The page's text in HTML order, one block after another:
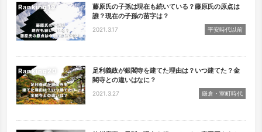
Ranking
藤原氏の子孫は現在も続いている？藤原氏の原点は
誰？現在の子孫の苗字は？
2021.3.17 平安時代以前
Ranking
足利義政が銀閣寺を建てた理由は？いつ建てた？金
閣寺との違いはなに？
2021.3.27 鎌倉・室町時代